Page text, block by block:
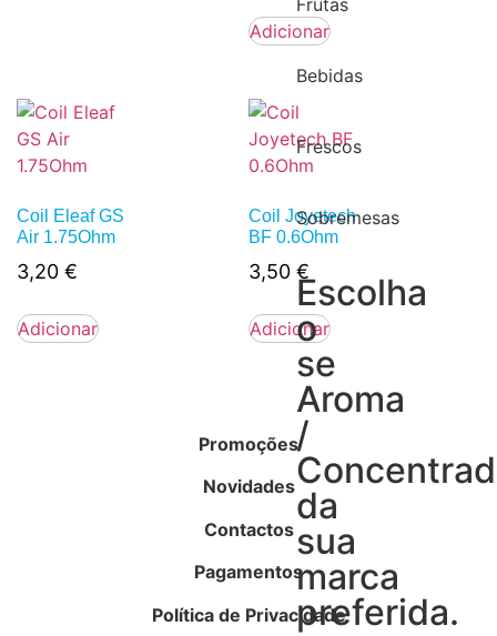
Frutas
Bebidas
Frescos
Sobremesas
Escolha
o
se
Aroma
/
da
sua
marca
preferida.
Adicionar
Coil Eleaf GS
Air 1.75Ohm
3,20 €
Adicionar
Coil Joyetech
BF 0.6Ohm
3,50 €
Adicionar
Promoções
Novidades
Contactos
Pagamentos
Política de Privacidade